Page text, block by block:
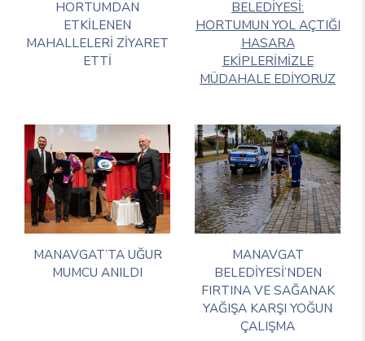
HORTUMDAN
ETKİLENEN
MAHALLELERİ ZİYARET
ETTİ
BELEDİYESİ:
HORTUMUN YOL AÇTIĞI
HASARA
EKİPLERİMİZLE
MÜDAHALE EDİYORUZ
MANAVGAT’TA UĞUR
MUMCU ANILDI
MANAVGAT
BELEDİYESİ’NDEN
FIRTINA VE SAĞANAK
YAĞIŞA KARŞI YOĞUN
ÇALIŞMA